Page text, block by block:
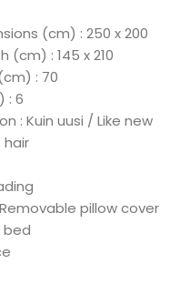
(cm) : 250 x 200
(cm) : 145 x 210
: 70
: 6
: Kuin uusi / Like new
hair
pillow cover
bed